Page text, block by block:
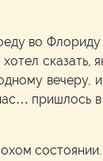
во
сказать,
вечеру,
пришлось в
состоянии.